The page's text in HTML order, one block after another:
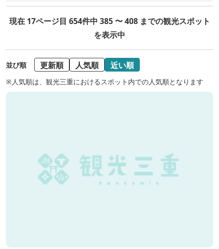
現在 17ページ目 654件中 385 〜 408 までの観光スポット
を表示中
並び順 更新順 人気順 近い順
※人気順は、観光三重におけるスポット内での人気順となります